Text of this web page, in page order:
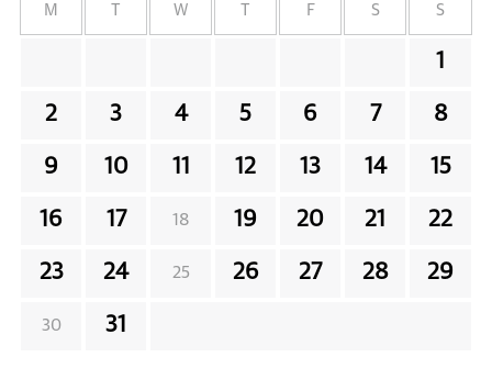
M W F S S
1
2 3 4 5 6 7 8
9 10 11 12 13 14 15
16 17 18 19 20 21 22
23 24 25 26 27 28 29
30 31